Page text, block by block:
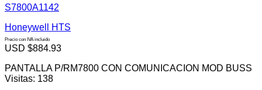
S7800A1142
Honeywell HTS
Precio con IVA incluido
USD $884.93
PANTALLA P/RM7800 CON COMUNICACION MOD BUSS
Visitas: 138